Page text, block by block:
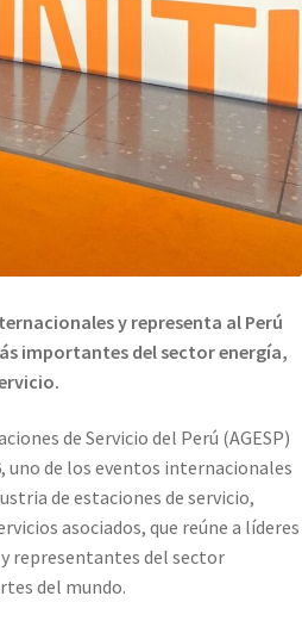
y representa al Perú
importantes del sector energía,
de Servicio del Perú (AGESP)
, uno de los eventos internacionales
de estaciones de servicio,
asociados, que reúne a líderes
representantes del sector
del mundo.